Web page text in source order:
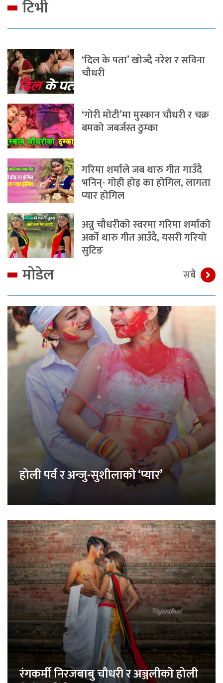
टिभी
‘दिल के पता’ खोज्दै नरेश र सविना
चौधरी
‘गोरी मोटी’मा मुस्कान चौधरी र चक्र
बमको जबर्जस्त ठुम्का
गरिमा शर्माले जब थारु गीत गाउँदै
भनिन्- गोही होइ का होगिल, लागता
प्यार होगिल
अन्नु चौधरीको स्वरमा गरिमा शर्माको
अर्को थारु गीत आउँदै, यसरी गरियो
सुटिङ
मोडेल सबै
होली पर्व र अन्जु-सुशीलाको ‘प्यार’
रंगकर्मी निरजबाबु चौधरी र अञ्जलीको होली